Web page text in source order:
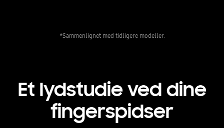
*Sammenlignet med tidligere modeller.
Et lydstudie ved dine
fingerspidser